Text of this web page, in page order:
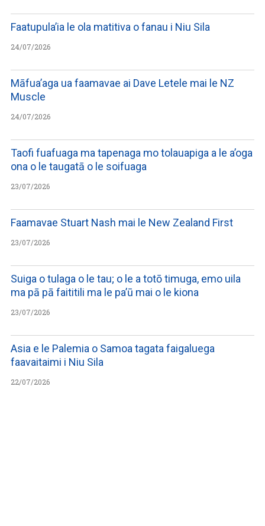
Faatupula’ia le ola matitiva o fanau i Niu Sila
24/07/2026
Māfua’aga ua faamavae ai Dave Letele mai le NZ
Muscle
24/07/2026
Taofi fuafuaga ma tapenaga mo tolauapiga a le a’oga
ona o le taugatā o le soifuaga
23/07/2026
Faamavae Stuart Nash mai le New Zealand First
23/07/2026
Suiga o tulaga o le tau; o le a totō timuga, emo uila
ma pā pā faititili ma le pa’ū mai o le kiona
23/07/2026
Asia e le Palemia o Samoa tagata faigaluega
faavaitaimi i Niu Sila
22/07/2026